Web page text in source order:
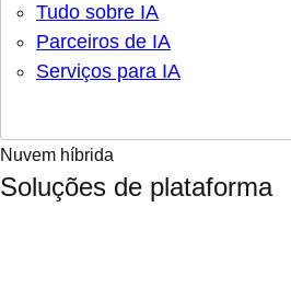
Tudo sobre IA
Parceiros de IA
Serviços para IA
Nuvem híbrida
Soluções de plataforma